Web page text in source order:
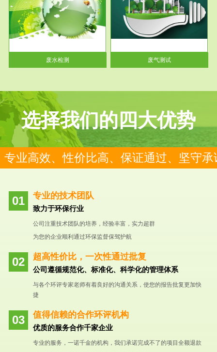
废水检测
废气测试
检测范围工业废气检测包括有机
废气和无机废气。有机废气主要
包括...
废气测试
选择我们的四大优势
专业高效、性价比高、保证通过、坚守承
专业的技术团队
致力于环保行业
公司注重技术团队的培养，经验丰富，实力超群
为您的企业顺利通过环保监督保驾护航
超高性价比，一次性通过批复
公司遵循规范化、标准化、科学化的管理体系
与各个环评专家老师有着良好的沟通关系，使您的报告批复更加快
捷
值得信赖的合作环评机构
优质的服务合作千家企业
专业的服务，一诺千金的机构，我们承诺完成不了的项目全额退款